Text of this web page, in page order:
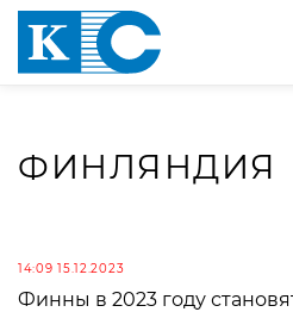
ФИНЛЯНДИЯ
14:09 15.12.2023
Финны в 2023 году